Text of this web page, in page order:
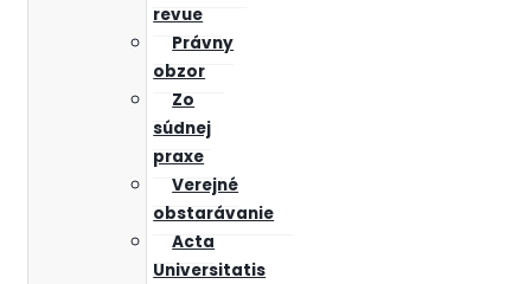
revue
Právny
obzor
Zo
súdnej
praxe
Verejné
obstarávanie
Acta
Universitatis